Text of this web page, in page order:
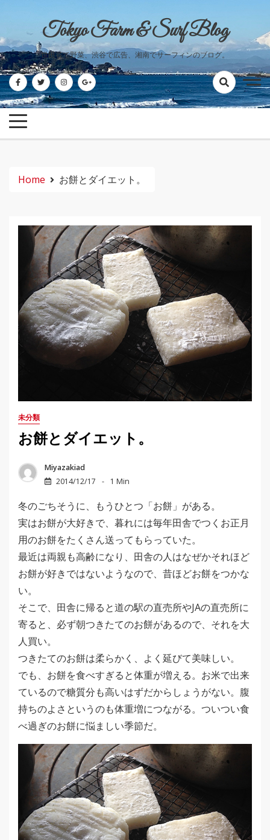
content
Tokyo Farm & Surf Blog
世田谷で野菜、渋谷で広告、湘南でサーフィンのブログ。
Home お餅とダイエット。
未分類
お餅とダイエット。
Miyazakiad
2014/12/17
1 Min
冬のごちそうに、もうひとつ「お餅」がある。
実はお餅が大好きで、暮れには毎年田舎でつくお正月
用のお餅をたくさん送ってもらっていた。
最近は両親も高齢になり、田舎の人はなぜかそれほど
お餅が好きではないようなので、昔ほどお餅をつかな
い。
そこで、田舎に帰ると道の駅の直売所やJAの直売所に
寄ると、必ず朝つきたてのお餅があるので、それを大
人買い。
つきたてのお餅は柔らかく、よく延びて美味しい。
でも、お餅を食べすぎると体重が増える。お米で出来
ているので糖質分も高いはずだからしょうがない。腹
持ちのよさというのも体重増につながる。ついつい食
べ過ぎのお餅に悩ましい季節だ。